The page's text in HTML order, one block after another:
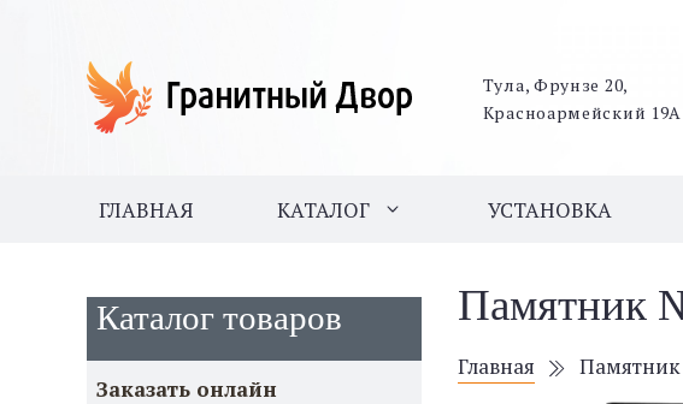
Тула, Фрунзе 20,
Красноармейский 19А
ГЛАВНАЯ КАТАЛОГ УСТАНОВКА
Каталог товаров
Заказать онлайн
Памятник
Главная